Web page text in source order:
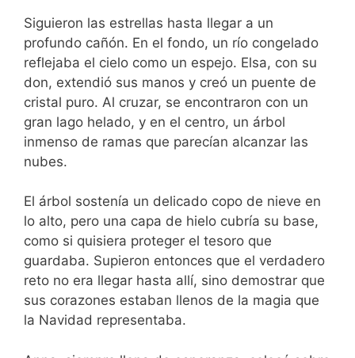
Siguieron las estrellas hasta llegar a un
profundo cañón. En el fondo, un río congelado
reflejaba el cielo como un espejo. Elsa, con su
don, extendió sus manos y creó un puente de
cristal puro. Al cruzar, se encontraron con un
gran lago helado, y en el centro, un árbol
inmenso de ramas que parecían alcanzar las
nubes.
El árbol sostenía un delicado copo de nieve en
lo alto, pero una capa de hielo cubría su base,
como si quisiera proteger el tesoro que
guardaba. Supieron entonces que el verdadero
reto no era llegar hasta allí, sino demostrar que
sus corazones estaban llenos de la magia que
la Navidad representaba.